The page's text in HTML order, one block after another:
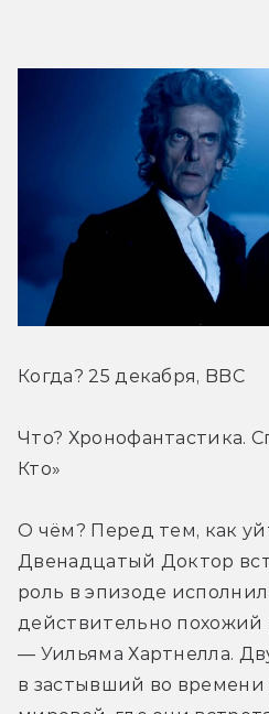
Когда? 25 декабря, BBC
Что? Хронофантастика.
Кто»
О чём? Перед тем, как
Двенадцатый Доктор
роль в эпизоде
действительно похожий
— Уильяма Хартнелла.
в застывший во